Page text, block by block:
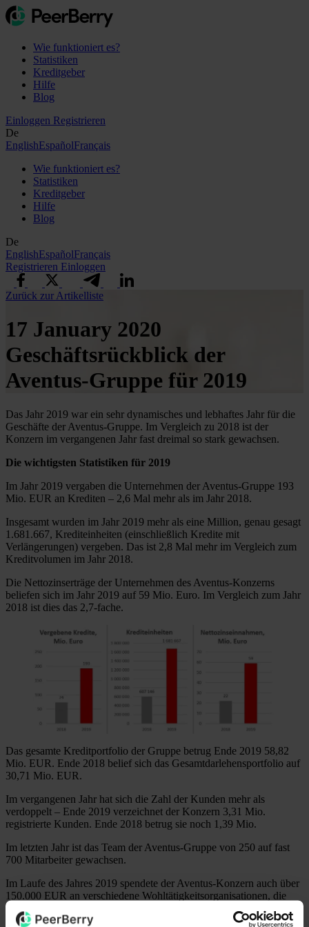
Wie funktioniert es?
Statistiken
Kreditgeber
Hilfe
Blog
Einloggen Registrieren
De
EnglishEspañolFrançais
Wie funktioniert es?
Statistiken
Kreditgeber
Hilfe
Blog
De
EnglishEspañolFrançais
Registrieren Einloggen
Zurück zur Artikelliste
17 January 2020
Geschäftsrückblick der
Aventus-Gruppe für 2019
Das Jahr 2019 war ein sehr dynamisches und lebhaftes Jahr für die
Geschäfte der Aventus-Gruppe. Im Vergleich zu 2018 ist der
Konzern im vergangenen Jahr fast dreimal so stark gewachsen.
Die wichtigsten Statistiken für 2019
Im Jahr 2019 vergaben die Unternehmen der Aventus-Gruppe 193
Mio. EUR an Krediten – 2,6 Mal mehr als im Jahr 2018.
Insgesamt wurden im Jahr 2019 mehr als eine Million, genau gesagt
1.681.667, Krediteinheiten (einschließlich Kredite mit
Verlängerungen) vergeben. Das ist 2,8 Mal mehr im Vergleich zum
Kreditvolumen im Jahr 2018.
Die Nettozinserträge der Unternehmen des Aventus-Konzerns
beliefen sich im Jahr 2019 auf 59 Mio. Euro. Im Vergleich zum Jahr
2018 ist dies das 2,7-fache.
Das gesamte Kreditportfolio der Gruppe betrug Ende 2019 58,82
Mio. EUR. Ende 2018 belief sich das Gesamtdarlehensportfolio auf
30,71 Mio. EUR.
Im vergangenen Jahr hat sich die Zahl der Kunden mehr als
verdoppelt – Ende 2019 verzeichnet der Konzern 3,31 Mio.
registrierte Kunden. Ende 2018 betrug sie noch 1,39 Mio.
Im letzten Jahr ist das Team der Aventus-Gruppe von 250 auf fast
700 Mitarbeiter gewachsen.
Im Laufe des Jahres 2019 spendete der Aventus-Konzern auch über
150.000 EUR an verschiedene Wohltätigkeitsorganisationen, die
sich Kindern widmen, bei denen Krebs und andere schwere
Krankheiten diagnostiziert wurden.